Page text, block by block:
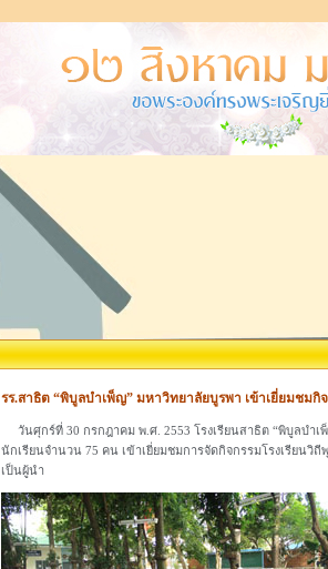
รร.สาธิต “พิบูลบำเพ็ญ” มหาวิทยาลัยบูรพา เข้าเยี่ยมชมกิ
วันศุกร์ที่ 30 กรกฎาคม พ.ศ. 2553 โรงเรียนสาธิต “พิบูลบำ
นักเรียนจำนวน 75 คน เข้าเยี่ยมชมการจัดกิจกรรมโรงเรียน
เป็นผู้นำ